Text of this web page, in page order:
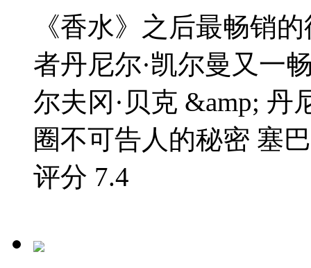
《香水》之后最畅销
者丹尼尔·凯尔曼又一
尔夫冈·贝克 &amp; 丹
圈不可告人的秘密 塞
评分 7.4